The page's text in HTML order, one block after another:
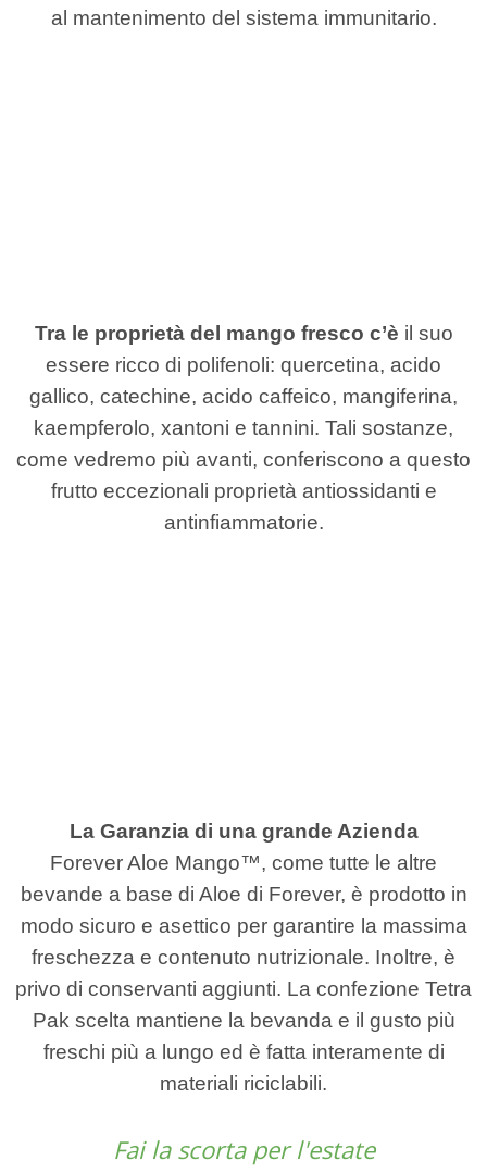
al mantenimento del sistema immunitario.
Tra le proprietà del mango fresco c’è il suo
essere ricco di polifenoli: quercetina, acido
gallico, catechine, acido caffeico, mangiferina,
kaempferolo, xantoni e tannini. Tali sostanze,
come vedremo più avanti, conferiscono a questo
frutto eccezionali proprietà antiossidanti e
antinfiammatorie.
La Garanzia di una grande Azienda
Forever Aloe Mango™, come tutte le altre
bevande a base di Aloe di Forever, è prodotto in
modo sicuro e asettico per garantire la massima
freschezza e contenuto nutrizionale. Inoltre, è
privo di conservanti aggiunti. La confezione Tetra
Pak scelta mantiene la bevanda e il gusto più
freschi più a lungo ed è fatta interamente di
materiali riciclabili.
Fai la scorta per l'estate